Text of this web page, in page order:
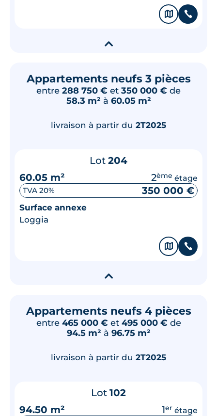
🗞 📞
▾
Appartements neufs 3 pièces
entre 288 750 € et 350 000 € de
58.3 m² à 60.05 m²
livraison à partir du 2T2025
Lot 204
60.05 m²
2ème étage
TVA 20% 350 000 €
Surface annexe
Loggia
🗞 📞
▾
Appartements neufs 4 pièces
entre 465 000 € et 495 000 € de
94.5 m² à 96.75 m²
livraison à partir du 2T2025
Lot 102
94.50 m²
1er étage